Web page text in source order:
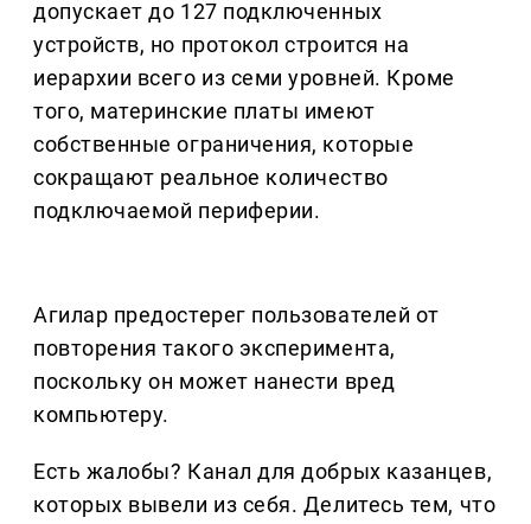
допускает до 127 подключенных
устройств, но протокол строится на
иерархии всего из семи уровней. Кроме
того, материнские платы имеют
собственные ограничения, которые
сокращают реальное количество
подключаемой периферии.
Агилар предостерег пользователей от
повторения такого эксперимента,
поскольку он может нанести вред
компьютеру.
Есть жалобы? Канал для добрых казанцев,
которых вывели из себя. Делитеcь тем, что